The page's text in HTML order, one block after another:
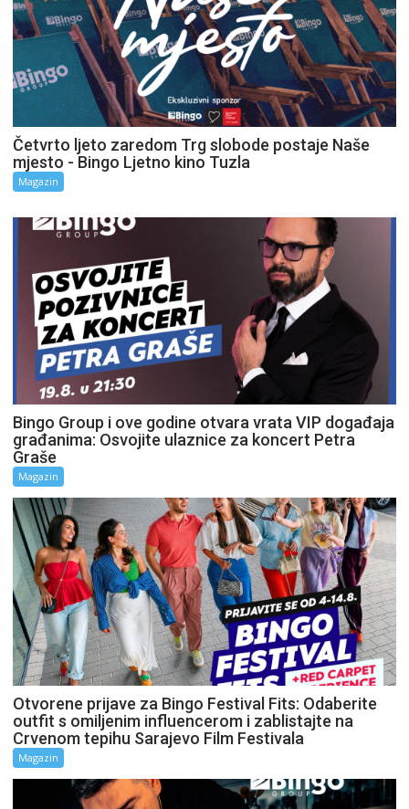
Četvrto ljeto zaredom Trg slobode postaje Naše
mjesto - Bingo Ljetno kino Tuzla
Magazin
Bingo Group i ove godine otvara vrata VIP događaja
građanima: Osvojite ulaznice za koncert Petra
Graše
Magazin
Otvorene prijave za Bingo Festival Fits: Odaberite
outfit s omiljenim influencerom i zablistajte na
Crvenom tepihu Sarajevo Film Festivala
Magazin